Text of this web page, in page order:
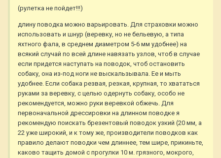
(рулетка не пойдет!!!)
длину поводка можно варьировать. Для страховки можно
использовать и шнур (веревку, но не бельевую, а типа
яхтного фала, в среднем диаметром 5-6 мм удобнее) на
всякий случай по всей длине навязать узлов, чтоб в случае
если придется наступать на поводок, чтоб остановить
собаку, она из-под ноги не выскальзывала. Ее и мыть
удобнее. Если собака резвая, резкая, крупная, то хвататься
руками за веревку, с целью одернуть собаку, особо не
рекомендуется, можно руки веревкой обжечь. Для
первоначальной дрессировки на длинном поводке я
рекомендую поискать брезентовый поводок узкий (20 мм, а
22 уже широкий, и к тому же, производители поводков как
правило делают поводки чем длиннее, тем шире, прикиньте,
каково тащить домой с прогулки 10 м. грязного, мокрого,